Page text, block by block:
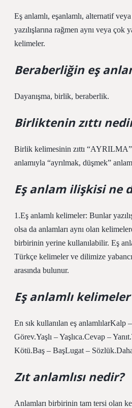
Eş anlamlı, eşanlamlı, alternatif
yazılışlarına rağmen aynı veya çok
kelimeler.
Beraberliğin eş
Dayanışma, birlik, beraberlik.
Birliktenin zıttı
Birlik kelimesinin zıttı “AYRILMA”
anlamıyla “ayrılmak, düşmek”
Eş anlam ilişkisi ne
1.Eş anlamlı kelimeler: Bunlar
olsa da anlamları aynı olan
birbirinin yerine kullanılabilir. Eş
Türkçe kelimeler ve dilimize
arasında bulunur.
Eş anlamlı
En sık kullanılan eş anlamlılarKalp
Görev.Yaşlı – Yaşlıca.Cevap –
Kötü.Baş – BaşLugat –
Zıt anlamlısı nedir?
Anlamları birbirinin tam tersi olan